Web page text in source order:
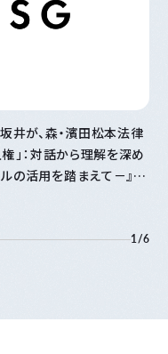
が、森・濱田松本法律
」⁠：対話から理解を深め
の活用を踏まえて－』に
1/6